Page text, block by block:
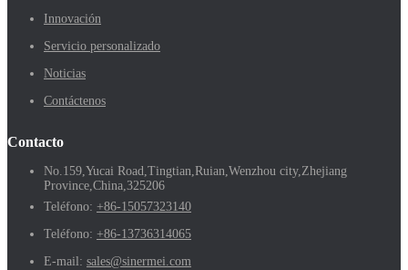
Innovación
Servicio personalizado
Noticias
Contáctenos
Contacto
No.159,Yucai Road,Tingtian,Ruian,Wenzhou city,Zhejiang
Province,China,325206
Teléfono: +86-15057323140
Teléfono: +86-13736314065
E-mail: sales@sinermei.com